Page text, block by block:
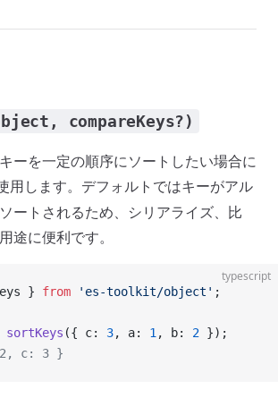
compareKeys?)
ーを一定の順序にソートしたい場合に
用します。デフォルトではキーがアル
ートされるため、シリアライズ、比
途に便利です。
typescript
} from 'es-toolkit/object' ;
sortKeys ({ c: 3, a: 1 , b: 2 });
c: 3 }